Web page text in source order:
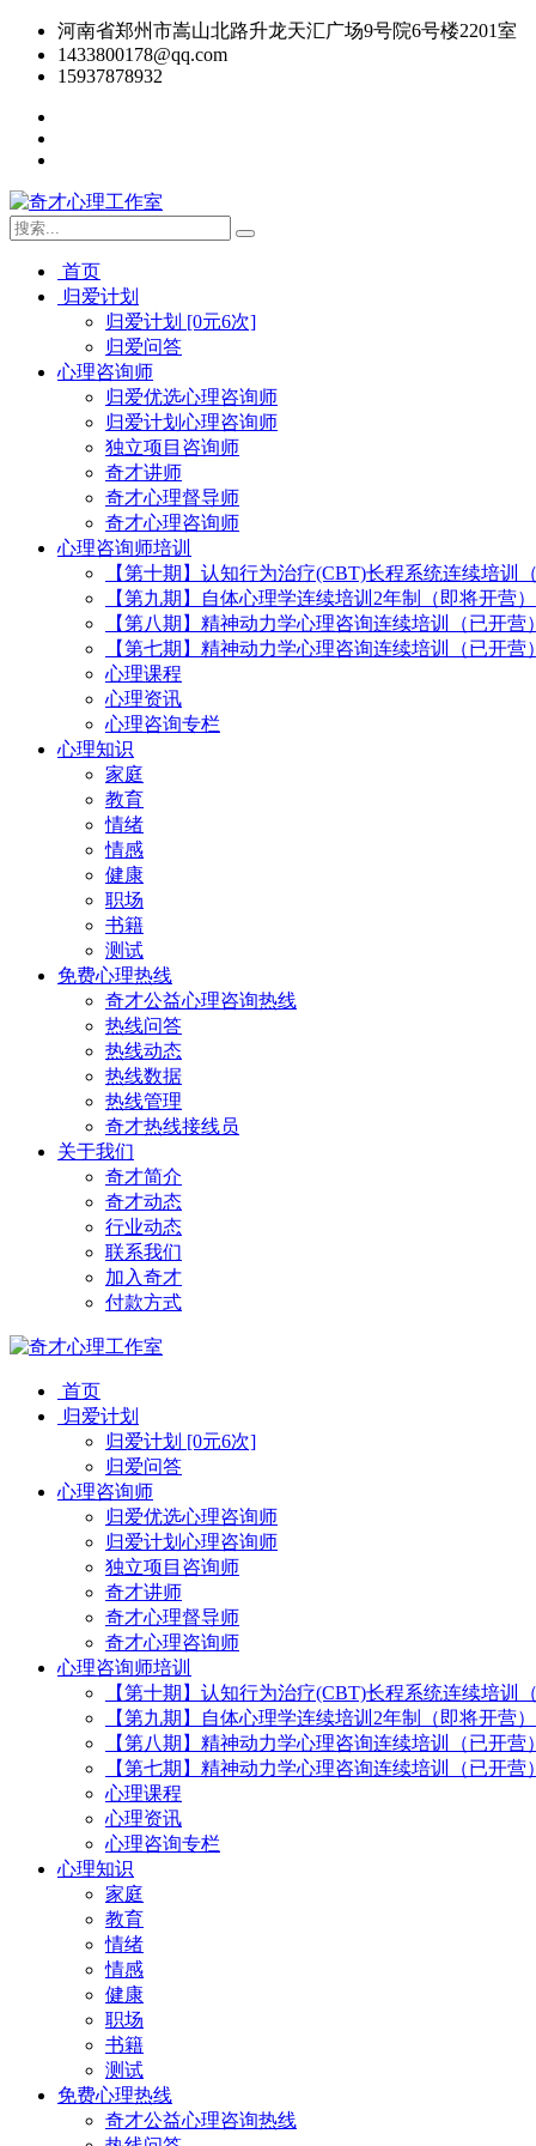
河南省郑州市嵩山北路升龙天汇广场9号院6号楼2201室
1433800178@qq.com
15937878932
首页
归爱计划
归爱计划 [0元6次]
归爱问答
心理咨询师
归爱优选心理咨询师
归爱计划心理咨询师
独立项目咨询师
奇才讲师
奇才心理督导师
奇才心理咨询师
心理咨询师培训
【第十期】认知行为治疗(CBT)长程系统连续培训
【第九期】自体心理学连续培训2年制（即将开营）
【第八期】精神动力学心理咨询连续培训（已开营）
【第七期】精神动力学心理咨询连续培训（已开营）
心理课程
心理资讯
心理咨询专栏
心理知识
家庭
教育
情绪
情感
健康
职场
书籍
测试
免费心理热线
奇才公益心理咨询热线
热线问答
热线动态
热线数据
热线管理
奇才热线接线员
关于我们
奇才简介
奇才动态
行业动态
联系我们
加入奇才
付款方式
首页
归爱计划
归爱计划 [0元6次]
归爱问答
心理咨询师
归爱优选心理咨询师
归爱计划心理咨询师
独立项目咨询师
奇才讲师
奇才心理督导师
奇才心理咨询师
心理咨询师培训
【第十期】认知行为治疗(CBT)长程系统连续培训
【第九期】自体心理学连续培训2年制（即将开营）
【第八期】精神动力学心理咨询连续培训（已开营）
【第七期】精神动力学心理咨询连续培训（已开营）
心理课程
心理资讯
心理咨询专栏
心理知识
家庭
教育
情绪
情感
健康
职场
书籍
测试
免费心理热线
奇才公益心理咨询热线